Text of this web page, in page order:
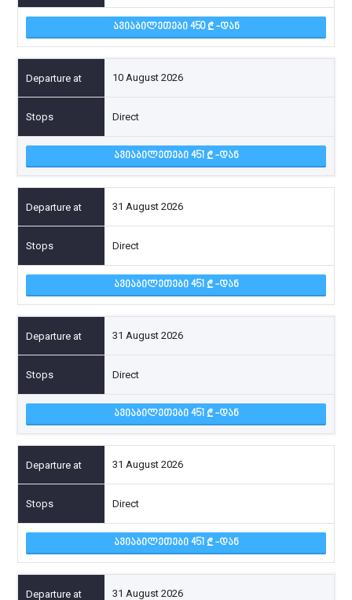
ᲐᲕᲘᲐᲑᲘᲚᲔᲗᲔᲑᲘ 450 -ᲓᲐᲜ
10 August 2026
Direct
ᲐᲕᲘᲐᲑᲘᲚᲔᲗᲔᲑᲘ 451 -ᲓᲐᲜ
31 August 2026
Direct
ᲐᲕᲘᲐᲑᲘᲚᲔᲗᲔᲑᲘ 451 -ᲓᲐᲜ
31 August 2026
Direct
ᲐᲕᲘᲐᲑᲘᲚᲔᲗᲔᲑᲘ 451 -ᲓᲐᲜ
31 August 2026
Direct
ᲐᲕᲘᲐᲑᲘᲚᲔᲗᲔᲑᲘ 451 -ᲓᲐᲜ
31 August 2026